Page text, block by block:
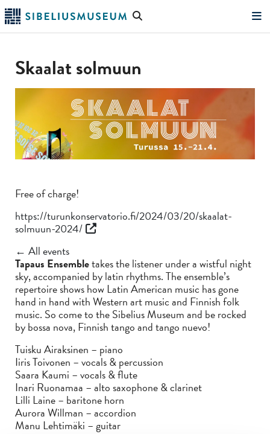
Skip
to
main
Search
Skaalat solmuun
Free of charge!
https://turunkonservatorio.fi/2024/03/20/skaalat-
solmuun-2024/
← All events
Tapaus Ensembletakes the listener under a wistful night
sky, accompanied by latin rhythms. The ensemble’s
repertoire shows how Latin American music has gone
hand in hand with Western art music and Finnish folk
music. So come to the Sibelius Museum and be rocked
by bossa nova, Finnish tango and tango nuevo!
Tuisku Airaksinen – piano
Iiris Toivonen – vocals & percussion
Saara Kaumi – vocals & flute
Inari Ruonamaa – alto saxophone & clarinet
Lilli Laine – baritone horn
Aurora Willman – accordion
Manu Lehtimäki – guitar